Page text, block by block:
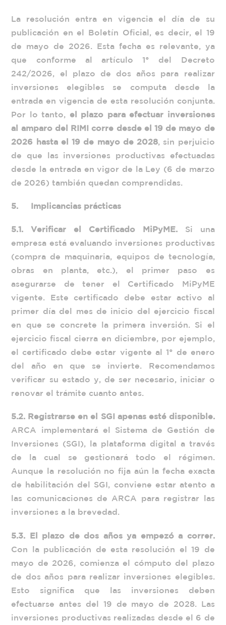
La resolución entra en vigencia el día de su
publicación en el Boletín Oficial, es decir, el 19
de mayo de 2026. Esta fecha es relevante, ya
que conforme al artículo 1° del Decreto
242/2026, el plazo de dos años para realizar
inversiones elegibles se computa desde la
entrada en vigencia de esta resolución conjunta.
Por lo tanto, el plazo para efectuar inversiones
al amparo del RIMI corre desde el 19 de mayo de
2026 hasta el 19 de mayo de 2028, sin perjuicio
de que las inversiones productivas efectuadas
desde la entrada en vigor de la Ley (6 de marzo
de 2026) también quedan comprendidas.
5. Implicancias prácticas
5.1. Verificar el Certificado MiPyME. Si una
empresa está evaluando inversiones productivas
(compra de maquinaria, equipos de tecnología,
obras en planta, etc.), el primer paso es
asegurarse de tener el Certificado MiPyME
vigente. Este certificado debe estar activo al
primer día del mes de inicio del ejercicio fiscal
en que se concrete la primera inversión. Si el
ejercicio fiscal cierra en diciembre, por ejemplo,
el certificado debe estar vigente al 1° de enero
del año en que se invierte. Recomendamos
verificar su estado y, de ser necesario, iniciar o
renovar el trámite cuanto antes.
5.2. Registrarse en el SGI apenas esté disponible.
ARCA implementará el Sistema de Gestión de
Inversiones (SGI), la plataforma digital a través
de la cual se gestionará todo el régimen.
Aunque la resolución no fija aún la fecha exacta
de habilitación del SGI, conviene estar atento a
las comunicaciones de ARCA para registrar las
inversiones a la brevedad.
5.3. El plazo de dos años ya empezó a correr.
Con la publicación de esta resolución el 19 de
mayo de 2026, comienza el cómputo del plazo
de dos años para realizar inversiones elegibles.
Esto significa que las inversiones deben
efectuarse antes del 19 de mayo de 2028. Las
inversiones productivas realizadas desde el 6 de